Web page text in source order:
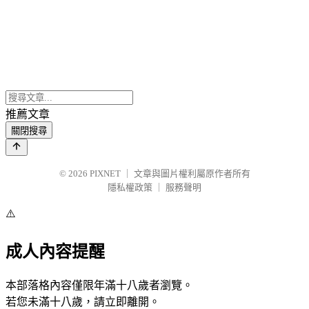
推薦文章
關閉搜尋
© 2026 PIXNET
文章與圖片權利屬原作者所有
隱私權政策
服務聲明
⚠️
成人內容提醒
本部落格內容僅限年滿十八歲者瀏覽。
若您未滿十八歲，請立即離開。